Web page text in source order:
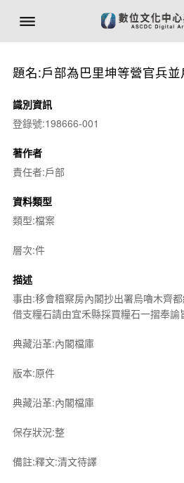
題名:戶部為巴里坤等營官兵
識別資訊
登錄號:198666-001
著作者
責任者:戶部
資料類型
類型:檔案
層次:件
描述
事由:移會稽察房內閣抄出署烏嚕木齊
借支糧石請由宜禾縣採買糧石一摺奉諭
典藏沿革:內閣檔庫
版本:原件
典藏沿革:內閣檔庫
保存狀況:整
備註:釋文:清文待譯